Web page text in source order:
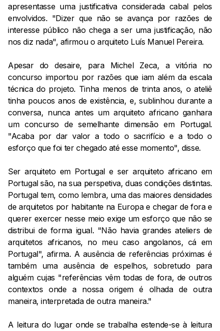
apresentasse uma justificativa considerada cabal pelos
envolvidos. "Dizer que não se avança por razões de
interesse público não chega a ser uma justificação, não
nos diz nada", afirmou o arquiteto Luís Manuel Pereira.
Apesar do desaire, para Michel Zeca, a vitória no
concurso importou por razões que iam além da escala
técnica do projeto. Tinha menos de trinta anos, o ateliê
tinha poucos anos de existência, e, sublinhou durante a
conversa, nunca antes um arquiteto africano ganhara
um concurso de semelhante dimensão em Portugal.
"Acaba por dar valor a todo o sacrifício e a todo o
esforço que foi ter chegado até esse momento", disse.
Ser arquiteto em Portugal e ser arquiteto africano em
Portugal são, na sua perspetiva, duas condições distintas.
Portugal tem, como lembra, uma das maiores densidades
de arquitetos por habitante na Europa e chegar de fora e
querer exercer nesse meio exige um esforço que não se
distribui de forma igual. "Não havia grandes ateliers de
arquitetos africanos, no meu caso angolanos, cá em
Portugal", afirma. A ausência de referências próximas é
também uma ausência de espelhos, sobretudo para
alguém cujas "referências vêm todas de fora, de outros
contextos onde a nossa origem é olhada de outra
maneira, interpretada de outra maneira."
A leitura do lugar onde se trabalha estende-se à leitura